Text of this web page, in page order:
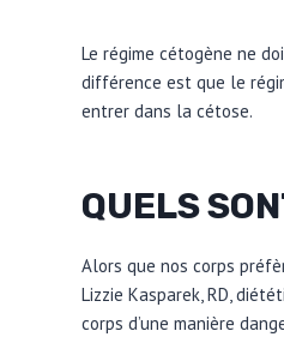
Le régime cétogène ne
différence est que le
entrer dans la cétose.
QUELS
Alors que nos corps
Lizzie Kasparek, RD,
corps d’une manière